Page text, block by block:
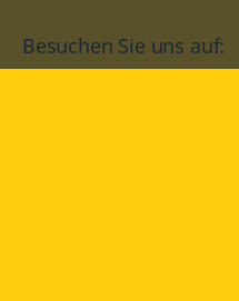
Besuchen Sie uns auf: